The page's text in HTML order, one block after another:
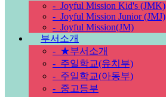
- Joyful Mission Kid's (JMK)
- Joyful Mission Junior (JMJ)
- Joyful Mission(JM)
부서소개
- ★부서소개
- 주일학교(유치부)
- 주일학교(아동부)
- 중고등부